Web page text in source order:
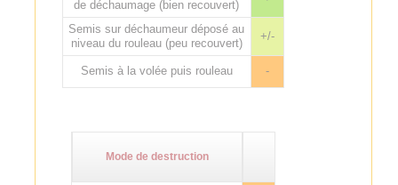
de déchaumage (bien recouvert)
Semis sur déchaumeur déposé au
niveau du rouleau (peu recouvert)
+/-
Semis à la volée puis rouleau -
Mode de destruction